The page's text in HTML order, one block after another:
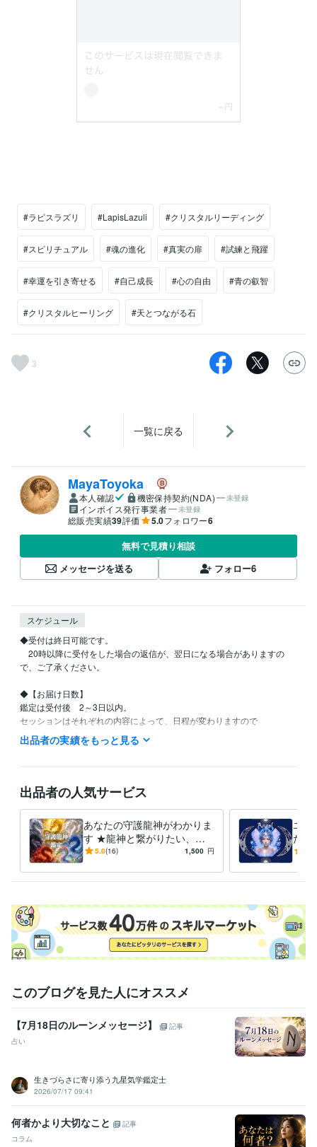
#ラピスラズリ #LapisLazuli #クリスタルリーディング
#スピリチュアル #魂の進化 #真実の扉 #試練と飛躍
#幸運を引き寄せる #自己成長 #心の自由 #青の叡智
#クリスタルヒーリング #天とつながる石
3
一覧に戻る
MayaToyoka
本人確認 機密保持契約(NDA) 未登録
インボイス発行事業者 未登録
総販売実績39評価 5.0フォロワー6
無料で見積り相談
メッセージを送る
フォロー6
スケジュール
◆受付は終日可能です。
20時以降に受付をした場合の返信が、翌日になる場合がありますの
で、ご了承ください。
◆【お届け日数】
鑑定は受付後　2～3日以内。
セッションはそれぞれの内容によって、日程が変わりますので
各セッションの説明文をご覧ください。
それ以外に悩みの鑑定や総合的な鑑定（龍神鑑定＋エンジェル）を申し
込まれたい方は
ココナラメールでご相談ください。
ご案内させていただきます。
経験職種
ライフスタイル・その他 / 占い師
占い鑑定
出品者の実績をもっと見る
出品者の人気サービス
あなたの守護龍神がわかりま
す ★龍神と繋がりたい、守
って欲しい。知りたいあなた
5.0(16) 1,500 円
エン
たの
天使
このブログを見た人にオススメ
【7月18日のルーンメッセージ】
記事
占い
生きづらさに寄り添う九星気学鑑定士
2026/07/17 09:41
何者かより大切なこと
記事
コラム